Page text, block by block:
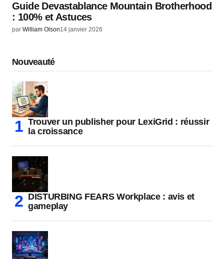
Guide Devastablance Mountain Brotherhood
: 100% et Astuces
par William Olson14 janvier 2026
Nouveauté
Trouver un publisher pour LexiGrid : réussir
la croissance
DISTURBING FEARS Workplace : avis et
gameplay